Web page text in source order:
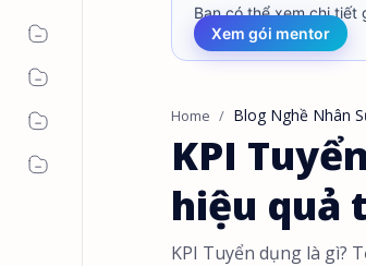
Bạn có thể xem chi tiết
Xem gói mentor
Home Blog Nghề Nhân
KPI
hiệu quả
KPI Tuyển dụng là gì?